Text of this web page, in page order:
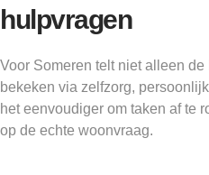
hulpvragen
Voor Someren telt niet alleen
bekeken via zelfzorg,
het eenvoudiger om taken af te
op de echte woonvraag.